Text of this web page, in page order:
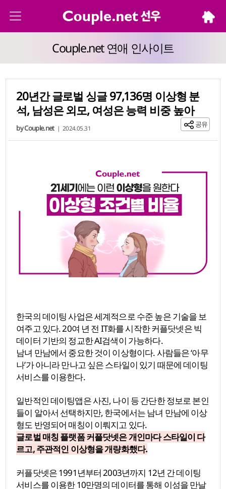
Couple.net 연애 인사이트
20년간 글로벌 싱글 97,136명 이상형 분
석, 남성은 외모, 여성은 능력 비중 높아
by Couple.net | 2024.05.31 공유
한국의 데이팅 사업은 세계적으로 수준 높은 기술을 보
여주고 있다. 20여 년 전 IT화를 시작한 커플닷넷은 빅
데이터 기반의 정교한 AI검색이 가능하다.
남녀 만남에서 중요한 것이 이상형이다. 사람들은 ‘아무
나’가 아니라 만나고 싶은 스타일이 있기 때문에 데이팅
서비스를 이용한다.
일반적인 데이팅앱은 사진, 나이 등 간단한 정보로 본인
들이 알아서 선택하지만, 한국에서는 남녀 만남에 이상
형도 반영되어 매칭이 이뤄지고 있다.
글로벌 매칭 플랫폼 커플닷넷은 개인마다 스타일이 다
르고, 주관적인 이상형을 개량화했다.
커플닷넷은 1991년부터 2003년까지 12년 간 데이팅
서비스를 이용한 10만명의 데이터를 통해 이성을 만날